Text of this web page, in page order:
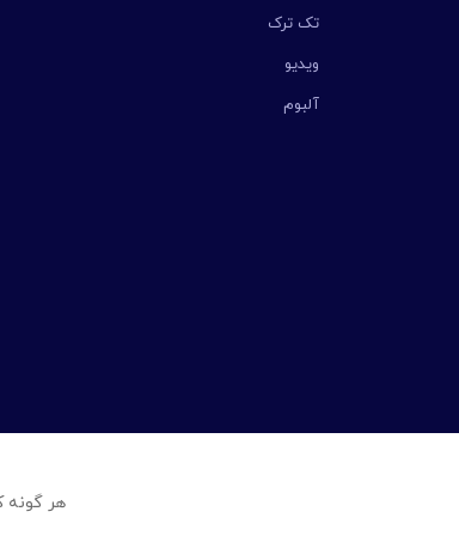
تک ترک
ویدیو
آلبوم
هر گونه